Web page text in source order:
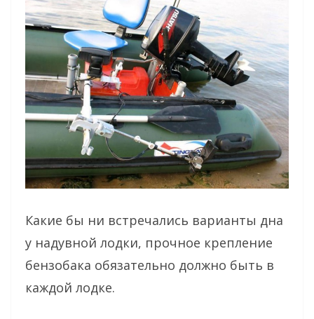
Какие бы ни встречались варианты дна
у надувной лодки, прочное крепление
бензобака обязательно должно быть в
каждой лодке.